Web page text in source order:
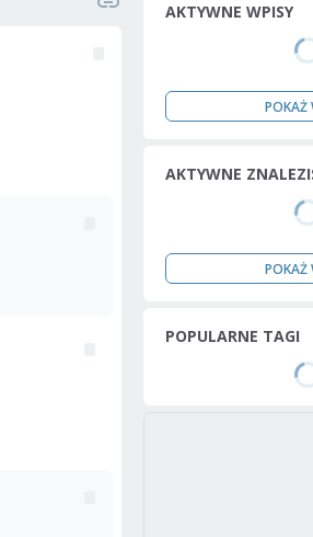
AKTYWNE WPISY
POKAŻ
AKTYWNE
POKAŻ
POPULARNE TAGI